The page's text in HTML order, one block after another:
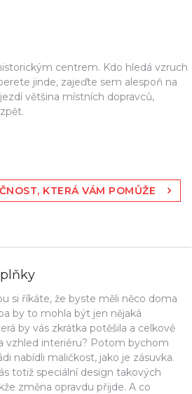
centrem. Kdo hledá vzruch
jinde, zajeďte sem alespoň na
většina místních dopravců,
KTERÁ VÁM POMŮŽE
si říkáte, že byste měli něco doma
by to mohla být jen nějaká
by vás zkrátka potěšila a celkově
vzhled interiéru? Potom bychom
nabídli maličkost, jako je zásuvka.
totiž speciální design takových
změna opravdu přijde. A co